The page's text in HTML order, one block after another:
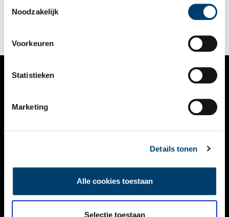
Noodzakelijk
Voorkeuren
Statistieken
Marketing
Details tonen
Alle cookies toestaan
Selectie toestaan
van de Indische en Molukse cultuur. Tijdens de Pasar Kecil
vond ook de aftrap plaats van de crowdfundingcampagne voor
NIEUWS
KALENDER
ACTIVITEITEN